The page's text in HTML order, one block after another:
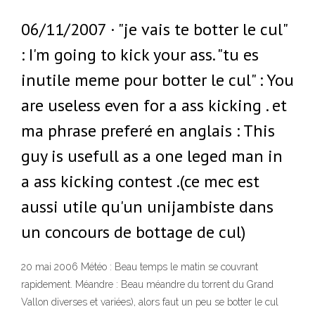
06/11/2007 · "je vais te botter le cul"
: I'm going to kick your ass. "tu es
inutile meme pour botter le cul" : You
are useless even for a ass kicking . et
ma phrase preferé en anglais : This
guy is usefull as a one leged man in
a ass kicking contest .(ce mec est
aussi utile qu'un unijambiste dans
un concours de bottage de cul)
20 mai 2006 Météo : Beau temps le matin se couvrant
rapidement. Méandre : Beau méandre du torrent du Grand
Vallon diverses et variées), alors faut un peu se botter le cul